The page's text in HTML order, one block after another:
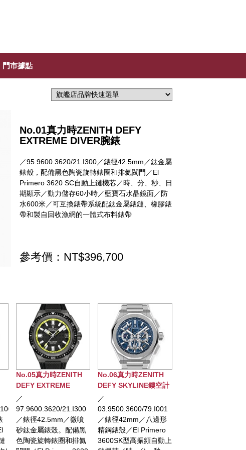
門市據點
No.01真力時ZENITH DEFY
EXTREME DIVER腕錶
／95.9600.3620/21.I300／錶徑42.5mm／鈦金屬
錶殼，配備黑色陶瓷旋轉錶圈和排氦閥門／El
Primero 3620 SC自動上鏈機芯／時、分、秒、日
期顯示／動力儲存60小時／藍寶石水晶鏡面／防
水600米／可互換錶帶系統配鈦金屬錶鏈、橡膠錶
帶和製自回收漁網的一體式布料錶帶
參考價：NT$396,700
No.05真力時ZENITH
DEFY EXTREME
DIVER腕錶
97.9600.3620/21.I300
／錶徑42.5mm／微噴
砂鈦金屬錶殼。配備黑
色陶瓷旋轉錶圈和排氦
No.06真力時ZENITH
DEFY SKYLINE鏤空計
時腕錶
03.9500.3600/79.I001
／錶徑42mm／八邊形
精鋼錶殼／El Primero
3600SK型高振頻自動上
DEFY SKYLINE鏤空計
03.9500.3600/78.I001
3600SK型高振頻自動上